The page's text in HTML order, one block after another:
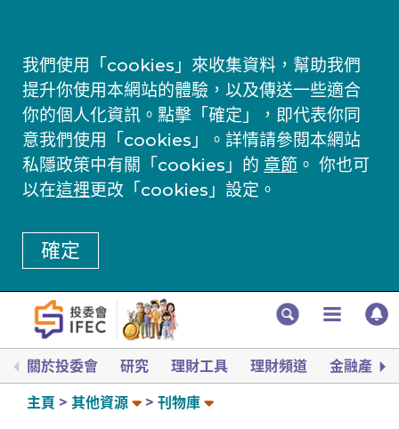
我們使用「cookies」來收集資料，幫助我們
提升你使用本網站的體驗，以及傳送一些適合
你的個人化資訊。點擊「確定」，即代表你同
意我們使用「cookies」。詳情請參閱本網站
私隱政策中有關「cookies」的 章節 。 你也可
以在這裡更改「cookies」設定。
確定
關於投委會 研究 理財工具 理財頻道 金融產品
主頁 其他資源 刊物庫